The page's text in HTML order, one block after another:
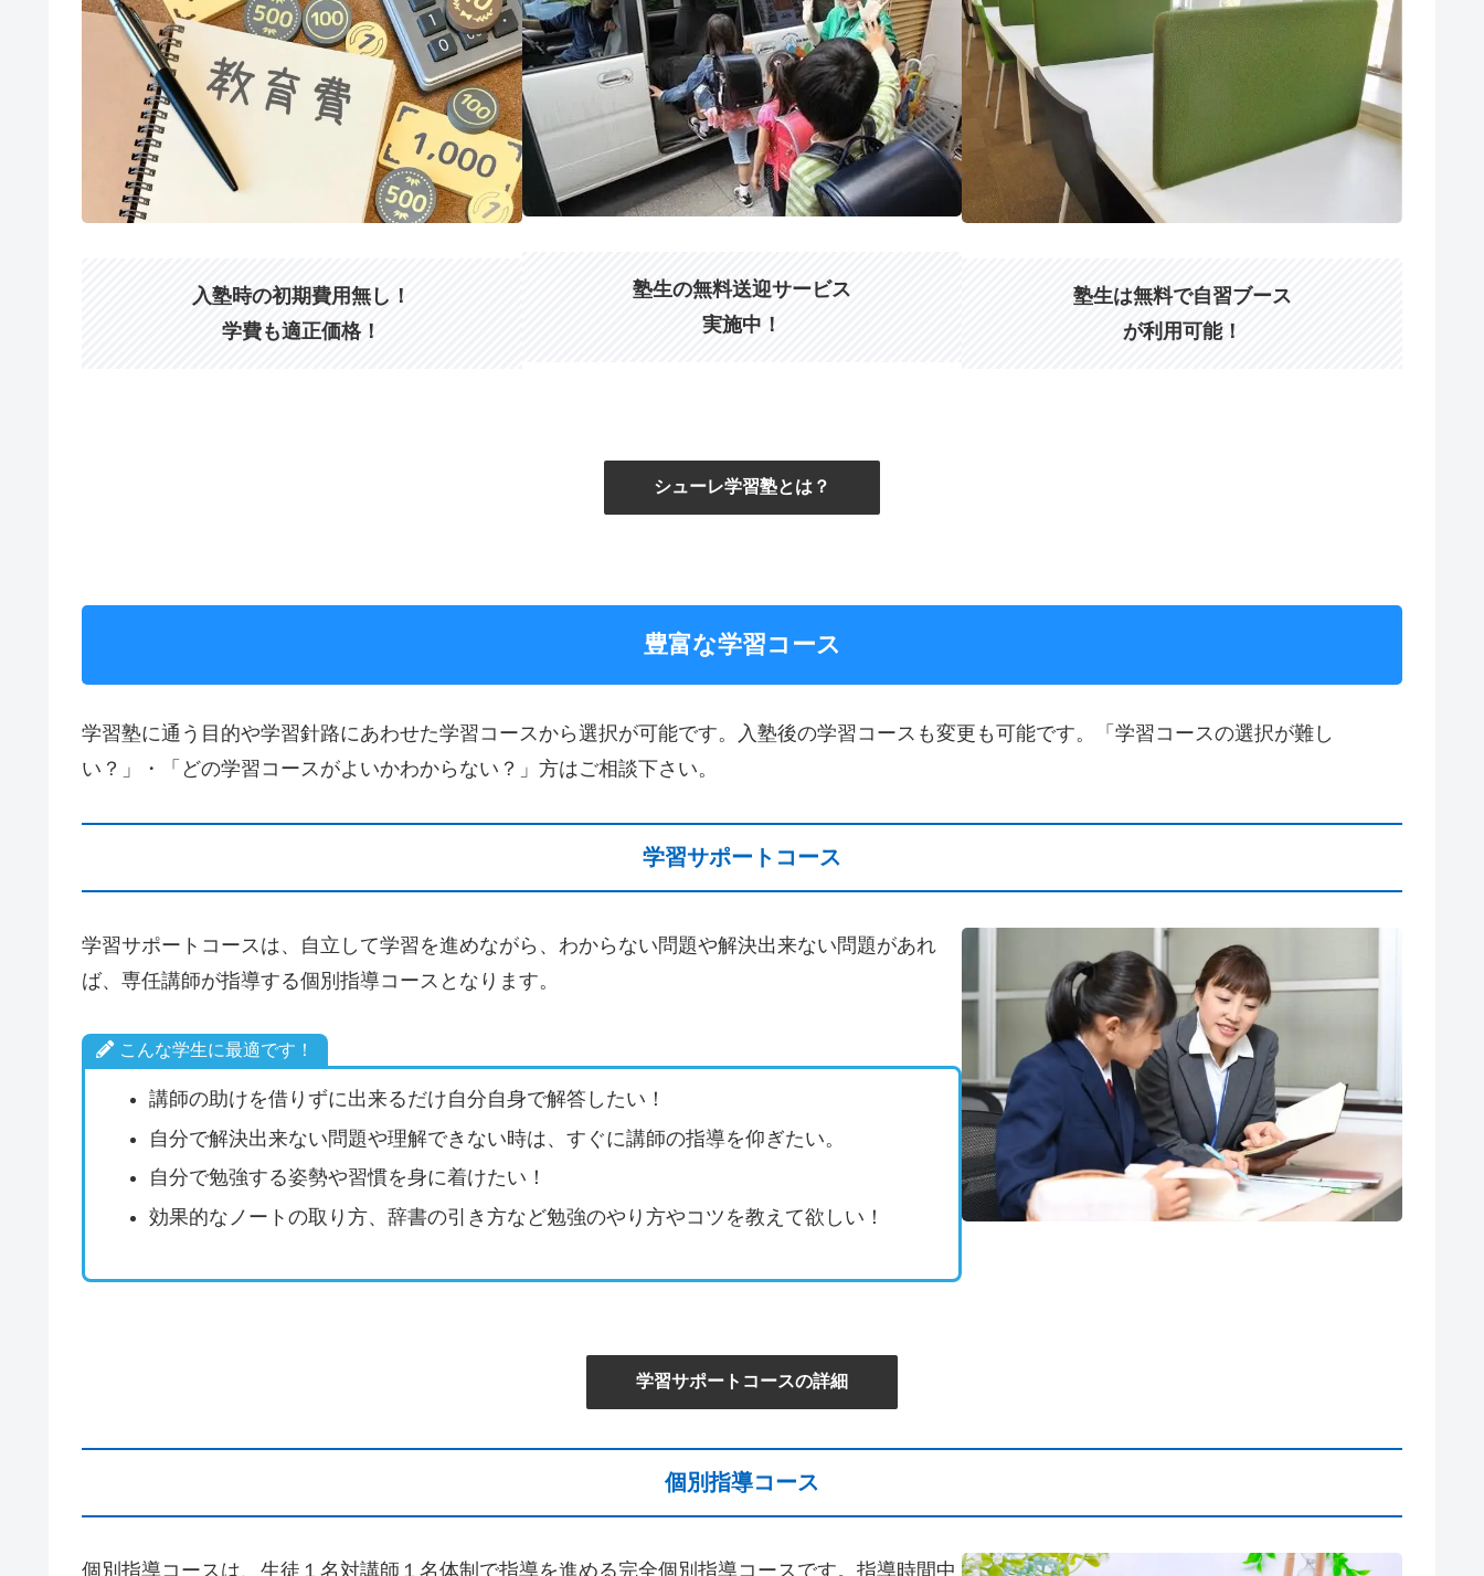
入塾時の初期費用無し！
学費も適正価格！
塾生の無料送迎サービス
実施中！
塾生は無料で自習ブース
が利用可能！
シューレ学習塾とは？
豊富な学習コース
学習塾に通う目的や学習針路にあわせた学習コースから選択が可能です。入塾後の学習コースも変更も可能です。「学習コースの選択が難し
い？」・「どの学習コースがよいかわからない？」方はご相談下さい。
学習サポートコース
学習サポートコースは、自立して学習を進めながら、わからない問題や解決出来ない問題があれ
ば、専任講師が指導する個別指導コースとなります。
こんな学生に最適です！
講師の助けを借りずに出来るだけ自分自身で解答したい！
自分で解決出来ない問題や理解できない時は、すぐに講師の指導を仰ぎたい。
自分で勉強する姿勢や習慣を身に着けたい！
効果的なノートの取り方、辞書の引き方など勉強のやり方やコツを教えて欲しい！
学習サポートコースの詳細
個別指導コース
個別指導コースは、生徒１名対講師１名体制で指導を進める完全個別指導コースです。指導時間中